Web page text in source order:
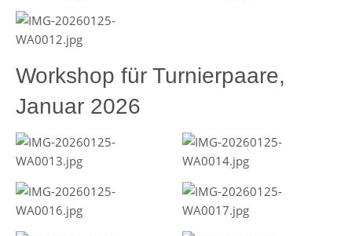
Workshop für Turnierpaare,
Januar 2026